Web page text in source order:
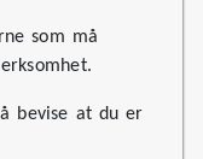
som må
bevise at du er